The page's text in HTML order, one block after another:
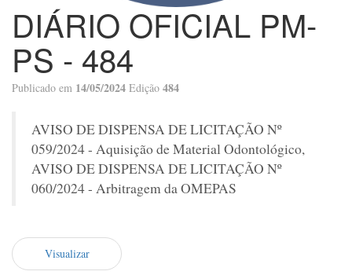
DIÁRIO OFICIAL PM-
PS - 484
Publicado em 14/05/2024 Edição 484
AVISO DE DISPENSA DE LICITAÇÃO Nº
059/2024 - Aquisição de Material Odontológico,
AVISO DE DISPENSA DE LICITAÇÃO Nº
060/2024 - Arbitragem da OMEPAS
Visualizar